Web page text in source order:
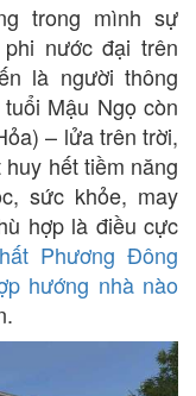
trong mình sự
nước đại trên
là người thông
Mậu Ngọ còn
– lửa trên trời,
hết tiềm năng
sức khỏe, may
hợp là điều cực
Phương Đông
hướng nhà nào